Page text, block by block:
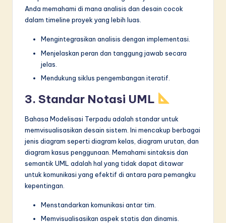
Anda memahami di mana analisis dan desain cocok
dalam timeline proyek yang lebih luas.
Mengintegrasikan analisis dengan implementasi.
Menjelaskan peran dan tanggung jawab secara
jelas.
Mendukung siklus pengembangan iteratif.
3. Standar Notasi UML
Bahasa Modelisasi Terpadu adalah standar untuk
memvisualisasikan desain sistem. Ini mencakup berbagai
jenis diagram seperti diagram kelas, diagram urutan, dan
diagram kasus penggunaan. Memahami sintaksis dan
semantik UML adalah hal yang tidak dapat ditawar
untuk komunikasi yang efektif di antara para pemangku
kepentingan.
Menstandarkan komunikasi antar tim.
Memvisualisasikan aspek statis dan dinamis.